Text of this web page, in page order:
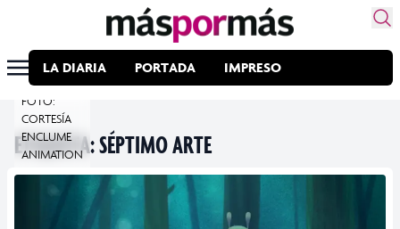
LA DIARIA PORTADA IMPRESO
ETIQUETA:SÉPTIMO ARTE
FOTO:
CORTESÍA
ENCLUME
ANIMATION